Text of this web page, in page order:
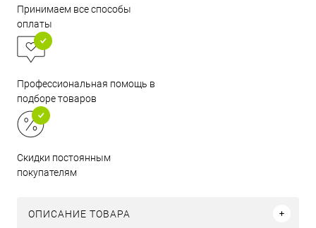
Принимаем все способы
оплаты
Профессиональная помощь в
подборе товаров
Скидки постоянным
покупателям
ОПИСАНИЕ ТОВАРА